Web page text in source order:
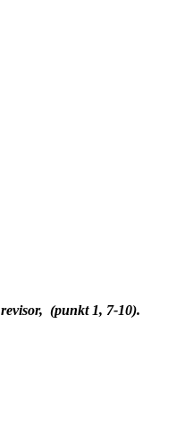
revisor, (punkt 1, 7-10).